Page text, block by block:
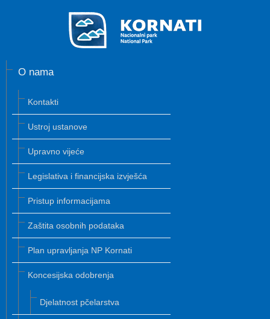
O nama
Kontakti
Ustroj ustanove
Upravno vijeće
Legislativa i financijska izvješća
Pristup informacijama
Zaštita osobnih podataka
Plan upravljanja NP Kornati
Koncesijska odobrenja
Djelatnost pčelarstva